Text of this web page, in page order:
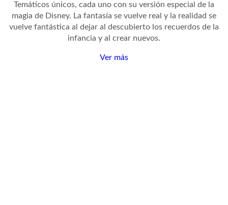
Temáticos únicos, cada uno con su versión especial de la
magia de Disney. La fantasía se vuelve real y la realidad se
vuelve fantástica al dejar al descubierto los recuerdos de la
infancia y al crear nuevos.
Ver más